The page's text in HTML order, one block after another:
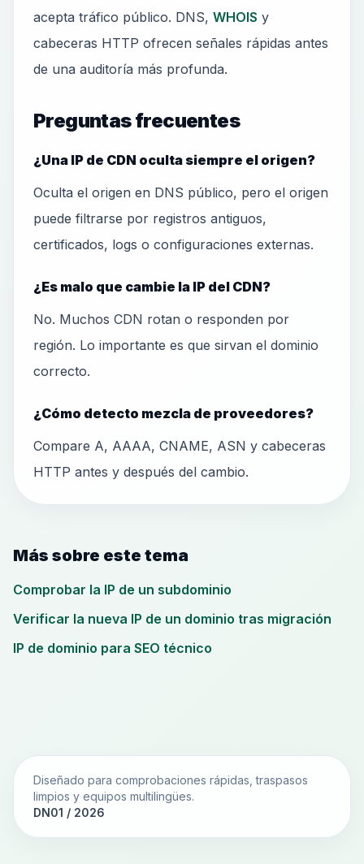
acepta tráfico público. DNS, WHOIS y
cabeceras HTTP ofrecen señales rápidas antes
de una auditoría más profunda.
Preguntas frecuentes
¿Una IP de CDN oculta siempre el origen?
Oculta el origen en DNS público, pero el origen
puede filtrarse por registros antiguos,
certificados, logs o configuraciones externas.
¿Es malo que cambie la IP del CDN?
No. Muchos CDN rotan o responden por
región. Lo importante es que sirvan el dominio
correcto.
¿Cómo detecto mezcla de proveedores?
Compare A, AAAA, CNAME, ASN y cabeceras
HTTP antes y después del cambio.
Más sobre este tema
Comprobar la IP de un subdominio
Verificar la nueva IP de un dominio tras migración
IP de dominio para SEO técnico
Diseñado para comprobaciones rápidas, traspasos
limpios y equipos multilingües.
DN01 / 2026